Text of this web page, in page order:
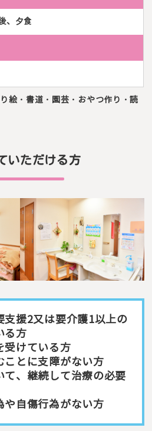
、夕食
絵・書道・園芸・おやつ作り・読
いただける方
支援2又は要介護1以上の
る方
受けている方
ことに支障がない方
て、継続して治療の必要
や自傷行為がない方